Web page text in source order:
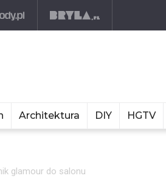
Architektura DIY HGTV
glamour do salonu